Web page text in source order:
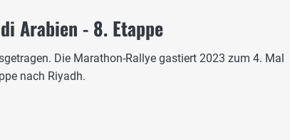
Arabien - 8. Etappe
Die Marathon-Rallye gastiert 2023 zum 4. Mal
nach Riyadh.